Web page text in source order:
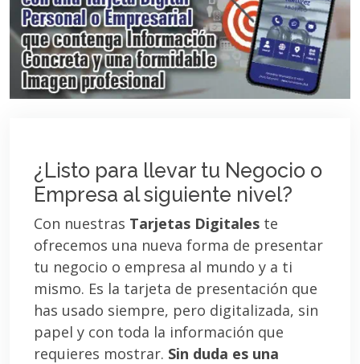
¿Listo para llevar tu Negocio o
Empresa al siguiente nivel?
Con nuestras Tarjetas Digitales te
ofrecemos una nueva forma de presentar
tu negocio o empresa al mundo y a ti
mismo. Es la tarjeta de presentación que
has usado siempre, pero digitalizada, sin
papel y con toda la información que
requieres mostrar. Sin duda es una